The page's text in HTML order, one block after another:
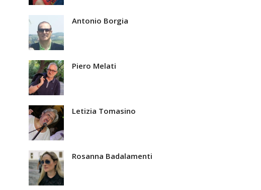
Antonio Borgia
Piero Melati
Letizia Tomasino
Rosanna Badalamenti